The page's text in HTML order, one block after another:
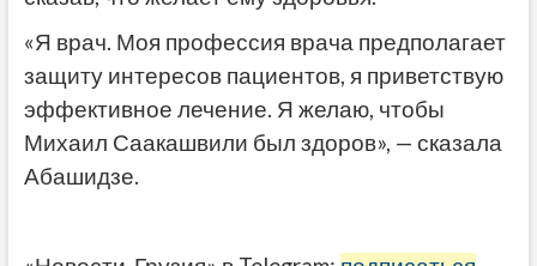
«Я врач. Моя профессия врача предполагает
защиту интересов пациентов, я приветствую
эффективное лечение. Я желаю, чтобы
Михаил Саакашвили был здоров», — сказала
Абашидзе.